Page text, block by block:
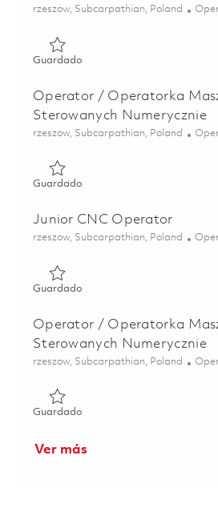
Ubicación
rzeszow, Subcarpathian, Poland
GuardadoGuardado Młodszy
Operator / Operatorka
Sterowanych Numerycznie
Ubicación
rzeszow, Subcarpathian, Poland
GuardadoGuardado Operator /
Junior CNC Operator
Ubicación
rzeszow, Subcarpathian, Poland
GuardadoGuardado Junior CNC
Operator / Operatorka
Sterowanych Numerycznie
Ubicación
rzeszow, Subcarpathian, Poland
GuardadoGuardado Operator /
Ver más